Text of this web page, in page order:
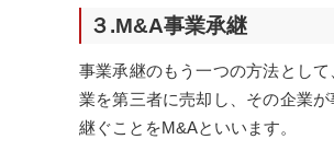
３.M&A事業承継
事業承継のもう一つの方法とし
業を第三者に売却し、その企業が
継ぐことをM&Aといいます。